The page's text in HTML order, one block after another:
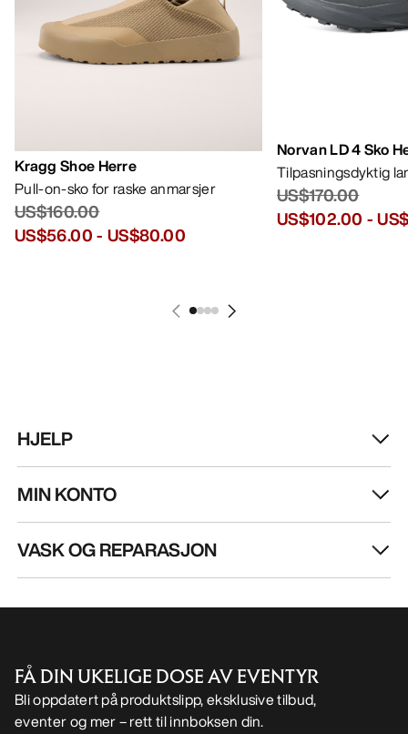
Kragg Shoe Herre
Pull-on-sko for raske anmarsjer
US$160.00
US$56.00- US$80.00
Norvan LD 4 Sko
Tilpasningsdyktig
US$170.00
US$102.00 -
HJELP
MIN KONTO
VASK OG REPARASJON
FÅ DIN UKELIGE DOSE AV EVENTYR
Bli oppdatert på produktslipp, eksklusive tilbud,
eventer og mer – rett til innboksen din.